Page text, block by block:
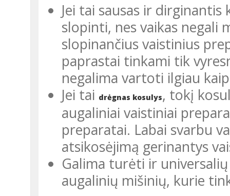
Jei tai sausas ir
slopinti, nes vaikas
slopinančius vaistinius
paprastai tinkami tik
negalima vartoti ilgiau
Jei tai drėgnas kosulys, tokį
augaliniai vaistiniai
preparatai. Labai svarbu
atsikosėjimą gerinantys
Galima turėti ir
augalinių mišinių, kurie